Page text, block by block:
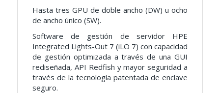
Hasta tres GPU de doble ancho (DW) u ocho
de ancho único (SW).
Software de gestión de servidor HPE
Integrated Lights-Out 7 (iLO 7) con capacidad
de gestión optimizada a través de una GUI
rediseñada, API Redfish y mayor seguridad a
través de la tecnología patentada de enclave
seguro.